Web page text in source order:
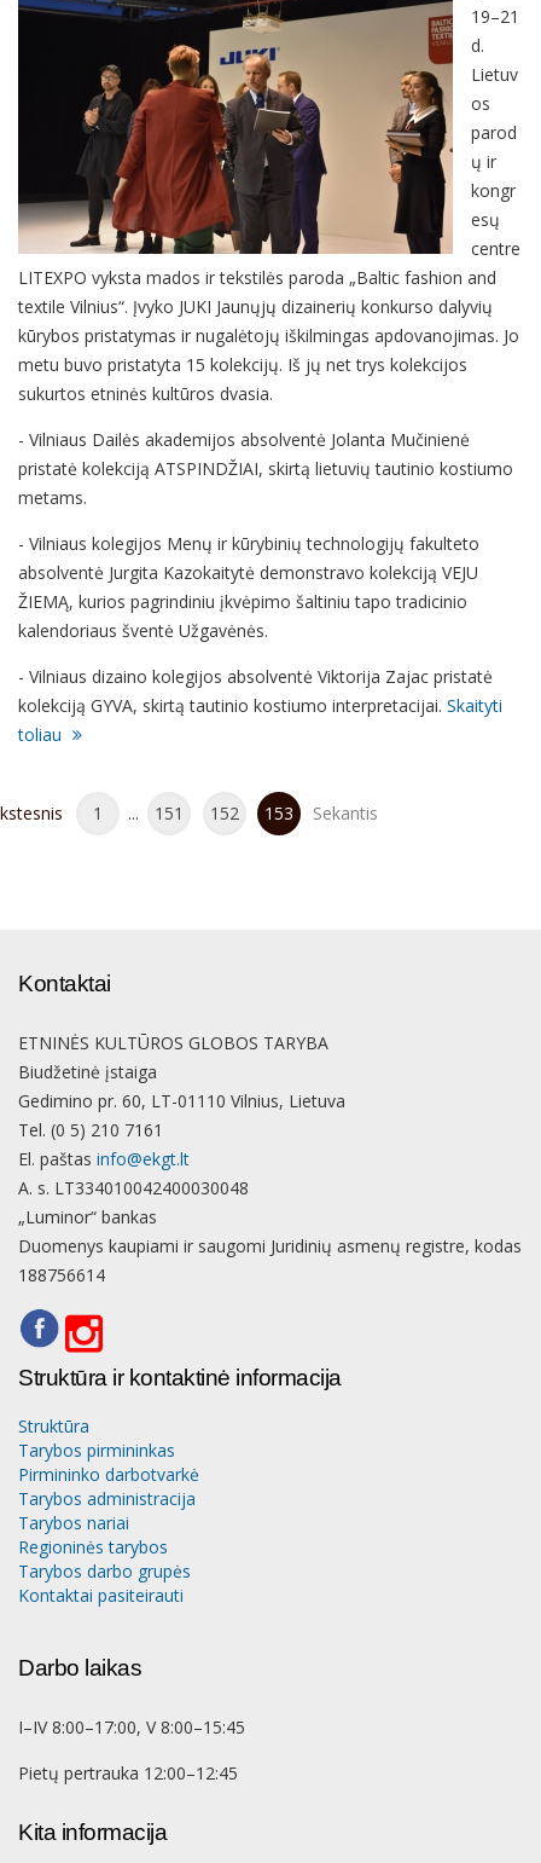
19–21
d.
Lietuv
os
parod
ų ir
kongr
esų
centre
LITEXPO vyksta mados ir tekstilės paroda „Baltic fashion and
textile Vilnius“. Įvyko JUKI Jaunųjų dizainerių konkurso dalyvių
kūrybos pristatymas ir nugalėtojų iškilmingas apdovanojimas. Jo
metu buvo pristatyta 15 kolekcijų. Iš jų net trys kolekcijos
sukurtos etninės kultūros dvasia.
- Vilniaus Dailės akademijos absolventė Jolanta Mučinienė
pristatė kolekciją ATSPINDŽIAI, skirtą lietuvių tautinio kostiumo
metams.
- Vilniaus kolegijos Menų ir kūrybinių technologijų fakulteto
absolventė Jurgita Kazokaitytė demonstravo kolekciją VEJU
ŽIEMĄ, kurios pagrindiniu įkvėpimo šaltiniu tapo tradicinio
kalendoriaus šventė Užgavėnės.
- Vilniaus dizaino kolegijos absolventė Viktorija Zajac pristatė
kolekciją GYVA, skirtą tautinio kostiumo interpretacijai. Skaityti
toliau
1 ... 151 152 153 Sekantis
Kontaktai
ETNINĖS KULTŪROS GLOBOS TARYBA
Biudžetinė įstaiga
Gedimino pr. 60, LT-01110 Vilnius, Lietuva
Tel. (0 5) 210 7161
El. paštas info@ekgt.lt
A. s. LT334010042400030048
„Luminor“ bankas
Duomenys kaupiami ir saugomi Juridinių asmenų registre, kodas
188756614
Struktūra ir kontaktinė informacija
Struktūra
Tarybos pirmininkas
Pirmininko darbotvarkė
Tarybos administracija
Tarybos nariai
Regioninės tarybos
Tarybos darbo grupės
Kontaktai pasiteirauti
Darbo laikas
I–IV 8:00–17:00, V 8:00–15:45
Pietų pertrauka 12:00–12:45
Kita informacija